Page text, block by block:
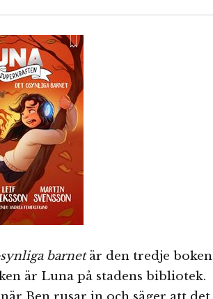
barnetär den tredje boken
är Luna på stadens bibliotek.